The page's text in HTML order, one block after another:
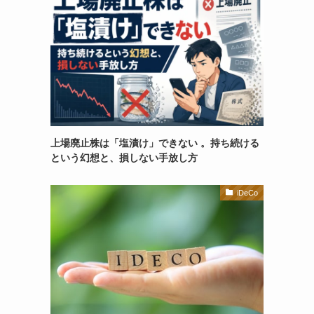
上場廃止株は「塩漬け」できない 。持ち続ける
という幻想と、損しない手放し方
iDeCo